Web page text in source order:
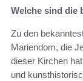
Welche sind die
Zu den
Mariendom, die
dieser Kirchen
und